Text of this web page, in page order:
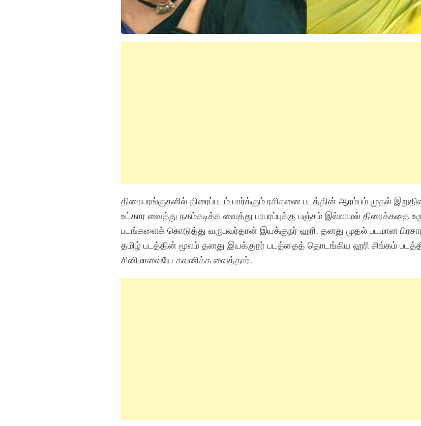
திரையரங்குகளில் திரைப்படம் பார்க்கும் ரசிகனை படத்தின் ஆரம்பம் முதல்
உட்கார வைத்து நகம்கடிக்க வைத்து பரபரப்புக்கு பஞ்சம் இல்லாமல் திரைக்கதை
படங்களைக் கொடுத்து வருபவர்தான் இயக்குநர் ஹரி. தனது முதல் படமான
தமிழ் படத்தின் மூலம் தனது இயக்குநர் படத்தைத் தொடங்கிய ஹரி சிங்கம்
சினிமாவையே கவனிக்க வைத்தார்.